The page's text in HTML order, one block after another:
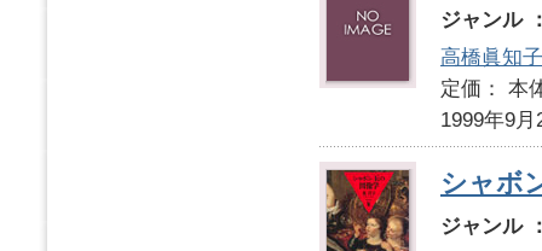
ジャンル
高橋眞知子
定価：
1999年9月
シャボ
ジャンル